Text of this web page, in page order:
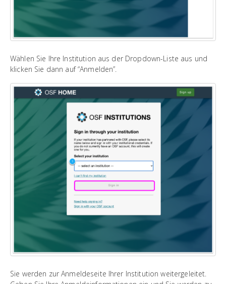
Wählen Sie Ihre Institution aus der Dropdown-Liste aus und
klicken Sie dann auf “Anmelden”.
Sie werden zur Anmeldeseite Ihrer Institution weitergeleitet.